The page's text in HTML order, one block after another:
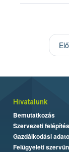
Hivatalunk
Bemutatkozás
Szervezeti felépítés
Gazdálkodási
Felügyeleti